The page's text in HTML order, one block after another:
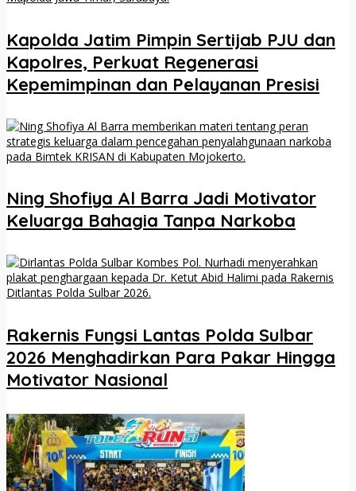
Kapolda Jatim Pimpin Sertijab PJU dan
Kapolres, Perkuat Regenerasi
Kepemimpinan dan Pelayanan Presisi
Ning Shofiya Al Barra Jadi Motivator
Keluarga Bahagia Tanpa Narkoba
Rakernis Fungsi Lantas Polda Sulbar
2026 Menghadirkan Para Pakar Hingga
Motivator Nasional